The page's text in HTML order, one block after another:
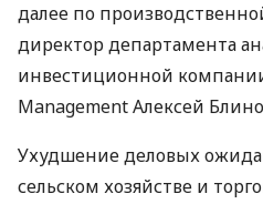
далее по
директор департамента
инвестиционной
Management Алексей
Ухудшение деловых
сельском хозяйстве и